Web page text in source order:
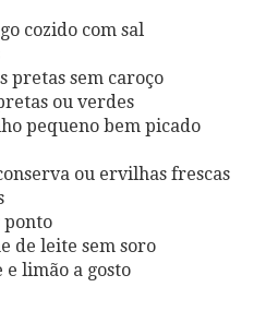
cozido com sal
pretas sem caroço
ou verdes
pequeno bem picado
ou ervilhas frescas
ponto
de leite sem soro
e limão a gosto